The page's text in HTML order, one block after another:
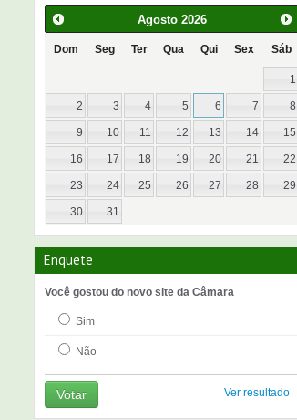
Agosto 2026
Dom Seg Ter Qua Qui Sex Sáb
1
2 3 4 5 6 7 8
9 10 11 12 13 14 15
16 17 18 19 20 21 22
23 24 25 26 27 28 29
30 31
Enquete
Você gostou do novo site da Câmara
Sim
Não
Votar Ver resultado